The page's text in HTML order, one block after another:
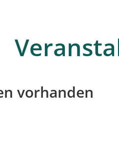
vorhanden